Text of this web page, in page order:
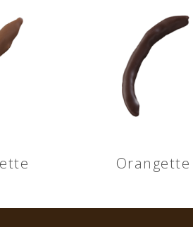
Orangette